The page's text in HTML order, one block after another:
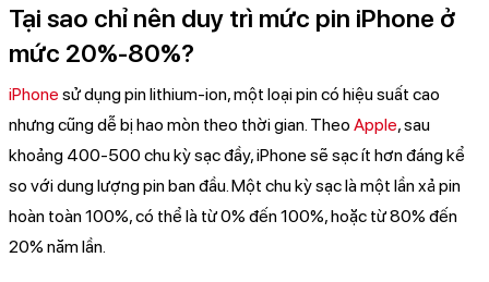
Tại sao chỉ nên duy trì mức pin iPhone ở
mức 20%-80%?
iPhone sử dụng pin lithium-ion, một loại pin có hiệu suất cao
nhưng cũng dễ bị hao mòn theo thời gian. Theo Apple, sau
khoảng 400-500 chu kỳ sạc đầy, iPhone sẽ sạc ít hơn đáng kể
so với dung lượng pin ban đầu. Một chu kỳ sạc là một lần xả pin
hoàn toàn 100%, có thể là từ 0% đến 100%, hoặc từ 80% đến
20% năm lần.